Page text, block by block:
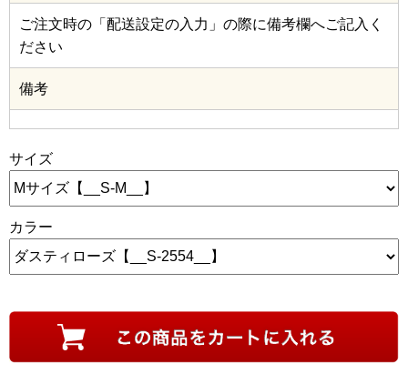
ご注文時の「配送設定の入力」の際に備考欄へご記入く
ださい
備考
サイズ
カラー